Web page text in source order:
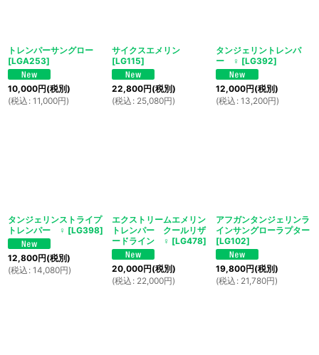
トレンパーサングロー
[LGA253]
10,000円(税別)
(税込 : 11,000円)
サイクスエメリン
[LG115]
22,800円(税別)
(税込 : 25,080円)
タンジェリントレンパ
ー ♀ [LG392]
12,000円(税別)
(税込 : 13,200円)
タンジェリンストライプ
トレンパー ♀ [LG398]
12,800円(税別)
(税込 : 14,080円)
エクストリームエメリン
トレンパー クールリザ
ードライン ♀ [LG478]
20,000円(税別)
(税込 : 22,000円)
アフガンタンジェリンラ
インサングローラプター
[LG102]
19,800円(税別)
(税込 : 21,780円)